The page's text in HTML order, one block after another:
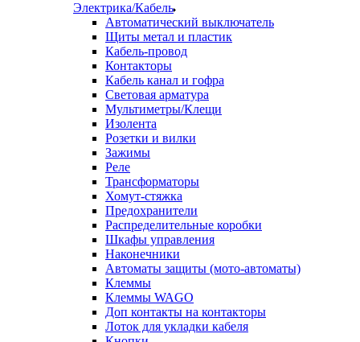
Электрика/Кабель
Автоматический выключатель
Щиты метал и пластик
Кабель-провод
Контакторы
Кабель канал и гофра
Световая арматура
Мультиметры/Клещи
Изолента
Розетки и вилки
Зажимы
Реле
Трансформаторы
Хомут-стяжка
Предохранители
Распределительные коробки
Шкафы управления
Наконечники
Автоматы защиты (мото-автоматы)
Клеммы
Клеммы WAGO
Доп контакты на контакторы
Лоток для укладки кабеля